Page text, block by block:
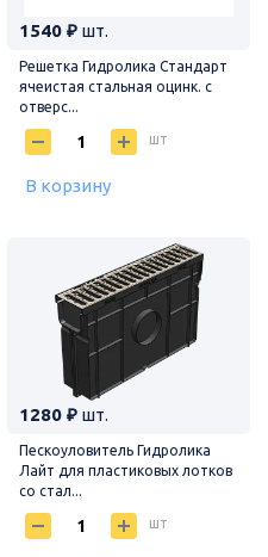
1540 ₽ шт.
Решетка Гидролика Стандарт
ячеистая стальная оцинк. с
отверс...
шт
В корзину
1280 ₽ шт.
Пескоуловитель Гидролика
Лайт для пластиковых лотков
со стал...
шт